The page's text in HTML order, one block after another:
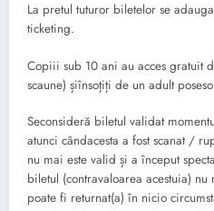
La pretul tuturor biletelor se
ticketing.
Copiii sub 10 ani au acces gratuit
scaune) șiînsoțiți de un adult
Seconsideră biletul validat
atunci cândacesta a fost scanat /
nu mai este valid și a început
biletul (contravaloarea acestuia) nu
poate fi returnat(a) în nicio